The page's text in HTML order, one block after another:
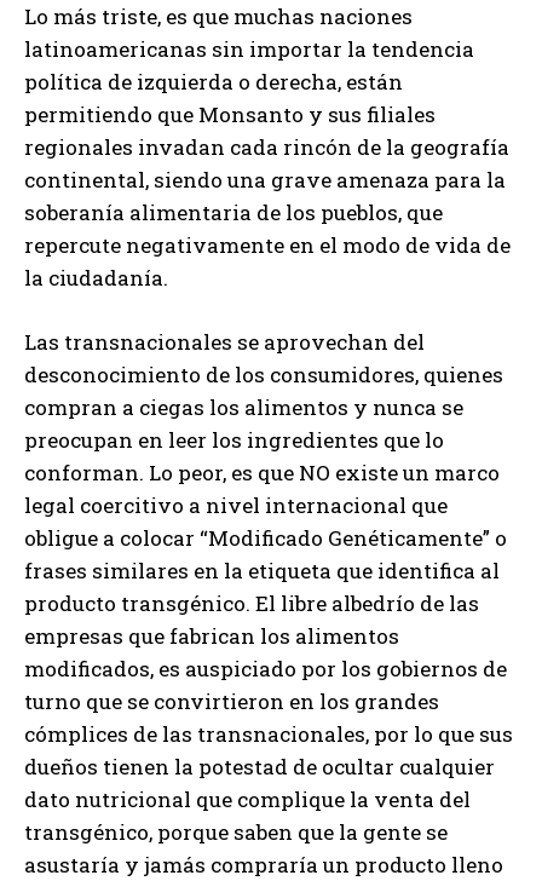
Lo más triste, es que muchas naciones
latinoamericanas sin importar la tendencia
política de izquierda o derecha, están
permitiendo que Monsanto y sus filiales
regionales invadan cada rincón de la geografía
continental, siendo una grave amenaza para la
soberanía alimentaria de los pueblos, que
repercute negativamente en el modo de vida de
la ciudadanía.
Las transnacionales se aprovechan del
desconocimiento de los consumidores, quienes
compran a ciegas los alimentos y nunca se
preocupan en leer los ingredientes que lo
conforman. Lo peor, es que NO existe un marco
legal coercitivo a nivel internacional que
obligue a colocar “Modificado Genéticamente” o
frases similares en la etiqueta que identifica al
producto transgénico. El libre albedrío de las
empresas que fabrican los alimentos
modificados, es auspiciado por los gobiernos de
turno que se convirtieron en los grandes
cómplices de las transnacionales, por lo que sus
dueños tienen la potestad de ocultar cualquier
dato nutricional que complique la venta del
transgénico, porque saben que la gente se
asustaría y jamás compraría un producto lleno